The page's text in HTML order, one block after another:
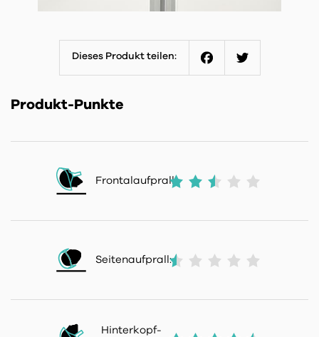
Dieses Produkt teilen:
Produkt-Punkte
Frontalaufprall:
Seitenaufprall:
Hinterkopf-